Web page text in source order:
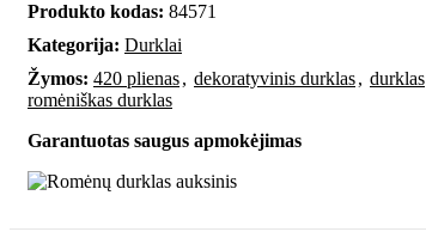
Produkto kodas: 84571
Kategorija: Durklai
Žymos: 420 plienas, dekoratyvinis durklas, durklas
romėniškas durklas
Garantuotas saugus apmokėjimas